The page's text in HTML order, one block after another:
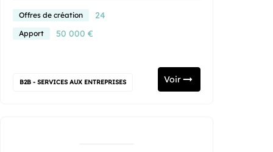
Offres de création 24
Apport 50 000 €
B2B - SERVICES AUX ENTREPRISES Voir